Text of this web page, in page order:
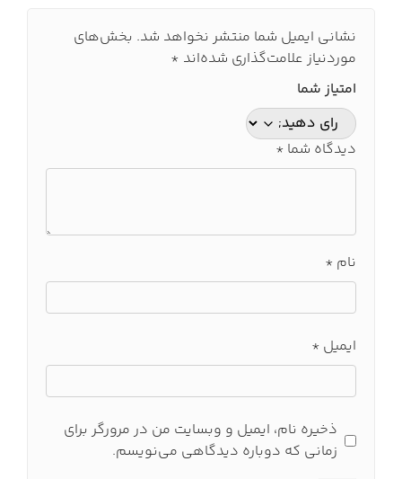
نشانی ایمیل شما منتشر نخواهد شد. بخش‌های
موردنیاز علامت‌گذاری شده‌اند *
امتیاز شما
دیدگاه شما *
نام *
ایمیل *
ذخیره نام، ایمیل و وبسایت من در مرورگر برای
زمانی که دوباره دیدگاهی می‌نویسم.